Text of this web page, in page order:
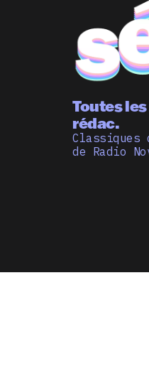
Toutes
rédac.
Classiques
de Radio